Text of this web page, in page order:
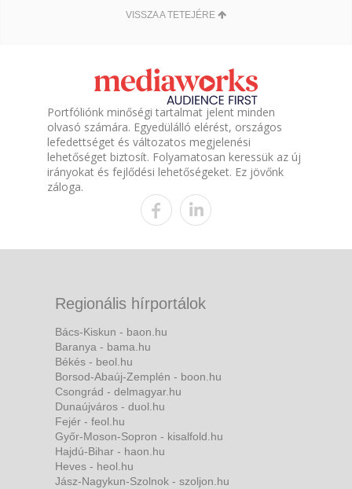
VISSZA A TETEJÉRE
Portfóliónk minőségi tartalmat jelent minden
olvasó számára. Egyedülálló elérést, országos
lefedettséget és változatos megjelenési
lehetőséget biztosít. Folyamatosan keressük az új
irányokat és fejlődési lehetőségeket. Ez jövőnk
záloga.
Regionális hírportálok
Bács-Kiskun - baon.hu
Baranya - bama.hu
Békés - beol.hu
Borsod-Abaúj-Zemplén - boon.hu
Csongrád - delmagyar.hu
Dunaújváros - duol.hu
Fejér - feol.hu
Győr-Moson-Sopron - kisalfold.hu
Hajdú-Bihar - haon.hu
Heves - heol.hu
Jász-Nagykun-Szolnok - szoljon.hu